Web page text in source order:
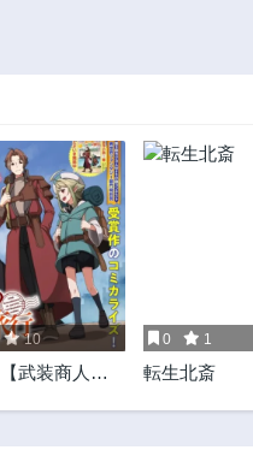
10
武装商人】
0 1
転生北斎